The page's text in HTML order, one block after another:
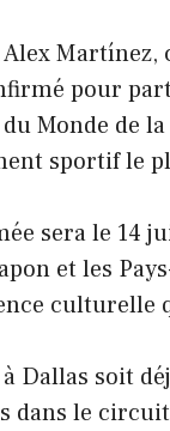
pour
Monde de
sportif le
sera le 14
et les
Dallas soit
dans le